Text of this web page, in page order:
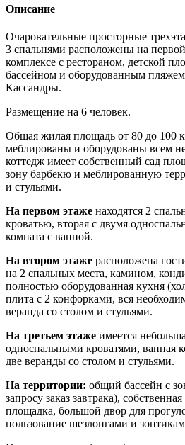
Описание
Очаровательные просторные
3 спальнями расположены на
комплексе с рестораном, детской
бассейном и оборудованным
Кассандры.
Размещение на 6 человек.
Общая жилая площадь от 80 до 100
меблированы и оборудованы всем
коттедж имеет собственный сад
зону барбекю и меблированную
и стульями.
На первом этаже находятся 2
кроватью, вторая с двумя
комната с ванной.
На втором этаже расположена
на 2 спальных места, камином,
полностью оборудованная кухня
плита с 2 конфорками, вся
веранда со столом и стульями.
На третьем этаже имеется
односпальными кроватями, ванная
две веранды со столом и стульями.
На территории: общий бассейн с
запросу заказ завтрака),
площадка, большой двор для
пользование шезлонгами и